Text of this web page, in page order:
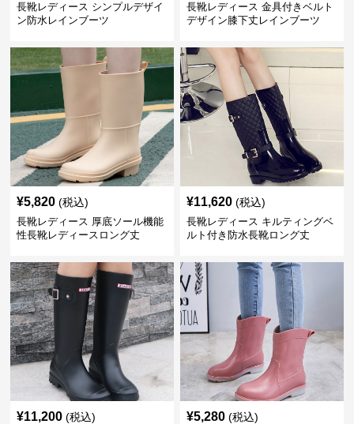
長靴レディース シンプルデザイ
ン防水レインブーツ
長靴レディース 金具付きベルト
デザイン膝下丈レインブーツ
¥5,820 (税込)
長靴レディース 厚底ソール機能
性長靴レディースロング丈
¥11,620 (税込)
長靴レディース キルティングベ
ルト付き防水長靴ロング丈
¥11,200 (税込) ¥5,280 (税込)